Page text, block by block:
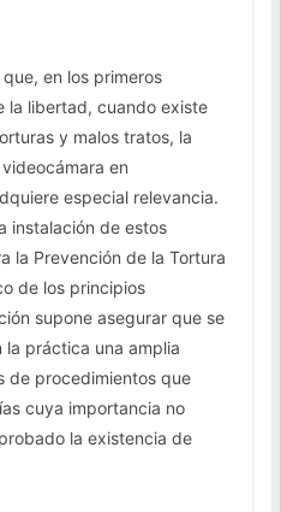
en los primeros
la libertad, cuando existe
y malos tratos, la
en
especial relevancia.
instalación de estos
la Prevención de la Tortura
de los principios
supone asegurar que se
práctica una amplia
de procedimientos que
cuya importancia no
la existencia de